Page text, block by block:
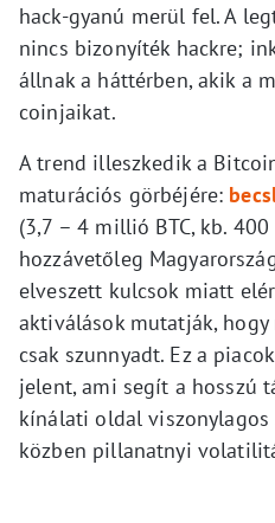
hack-gyanú merül fel. A
nincs bizonyíték hackre;
állnak a háttérben, akik a
coinjaikat.
A trend illeszkedik a
maturációs görbéjére:
(3,7 – 4 millió BTC, kb.
hozzávetőleg
elveszett kulcsok miatt
aktiválások mutatják, hogy
csak szunnyadt. Ez a
jelent, ami segít a hosszú
kínálati oldal
közben pillanatnyi